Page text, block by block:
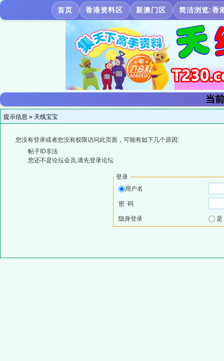
首页 香港资料区 新澳门区 简洁浏览:香
当
提示信息 » 天线宝宝
您没有登录或者您没有权限访问此页面，可能有如下几个原因:
帖子ID非法
您还不是论坛会员,请先登录论坛
登录
用户名
密 码
隐身登录